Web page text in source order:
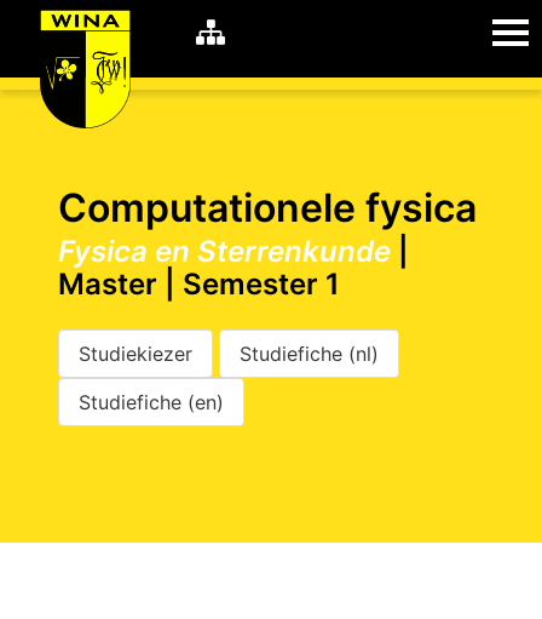
Career
Shop
Studie
Home
Schachten
Computationele fysica
Fysica en Sterrenkunde
Master | Semester 1
Studiekiezer
Studiefiche (nl)
Studiefiche (en)